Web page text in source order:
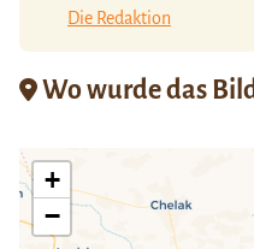
Die Redaktion
Wo wurde das
+
−